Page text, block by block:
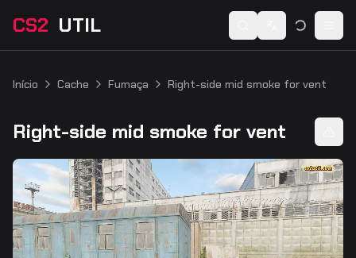
CS2 UTIL Switch language
Início Cache Fumaça Right-side mid smoke for vent
Right-side mid smoke for vent